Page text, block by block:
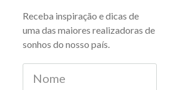
Receba inspiração e dicas de
uma das maiores realizadoras de
sonhos do nosso país.